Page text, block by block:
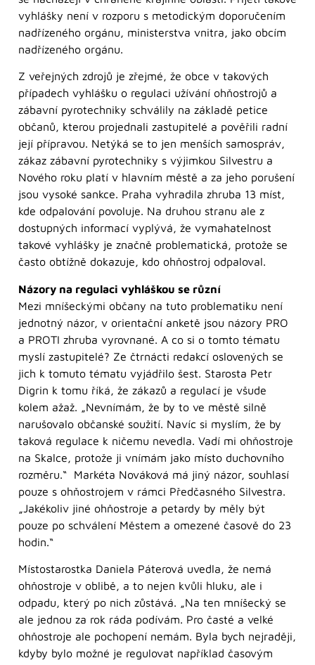
vyhlášky není v rozporu s metodickým doporučením
nadřízeného orgánu, ministerstva vnitra, jako obcím
nadřízeného orgánu.
Z veřejných zdrojů je zřejmé, že obce v takových
případech vyhlášku o regulaci užívání ohňostrojů a
zábavní pyrotechniky schválily na základě petice
občanů, kterou projednali zastupitelé a pověřili radní
její přípravou. Netýká se to jen menších samospráv,
zákaz zábavní pyrotechniky s výjimkou Silvestru a
Nového roku platí v hlavním městě a za jeho porušení
jsou vysoké sankce. Praha vyhradila zhruba 13 míst,
kde odpalování povoluje. Na druhou stranu ale z
dostupných informací vyplývá, že vymahatelnost
takové vyhlášky je značně problematická, protože se
často obtížně dokazuje, kdo ohňostroj odpaloval.
Názory na regulaci vyhláškou se různí
Mezi mníšeckými občany na tuto problematiku není
jednotný názor, v orientační anketě jsou názory PRO
a PROTI zhruba vyrovnané. A co si o tomto tématu
myslí zastupitelé? Ze čtrnácti redakcí oslovených se
jich k tomuto tématu vyjádřilo šest. Starosta Petr
Digrin k tomu říká, že zákazů a regulací je všude
kolem ažaž. „Nevnímám, že by to ve městě silně
narušovalo občanské soužití. Navíc si myslím, že by
taková regulace k ničemu nevedla. Vadí mi ohňostroje
na Skalce, protože ji vnímám jako místo duchovního
rozměru.“ Markéta Nováková má jiný názor, souhlasí
pouze s ohňostrojem v rámci Předčasného Silvestra.
„Jakékoliv jiné ohňostroje a petardy by měly být
pouze po schválení Městem a omezené časově do 23
hodin.“
Místostarostka Daniela Páterová uvedla, že nemá
ohňostroje v oblibě, a to nejen kvůli hluku, ale i
odpadu, který po nich zůstává. „Na ten mníšecký se
ale jednou za rok ráda podívám. Pro časté a velké
ohňostroje ale pochopení nemám. Byla bych nejraději,
kdyby bylo možné je regulovat například časovým